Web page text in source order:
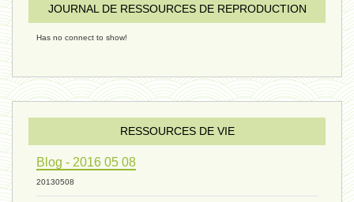
sexualité 06 - 9 octobre 2024
ressources de vie 04 - 26
JOURNAL DE RESSOURCES DE REPRODUCTION
Has no connect to show!
RESSOURCES DE VIE
Blog - 2016 05 08
20130508